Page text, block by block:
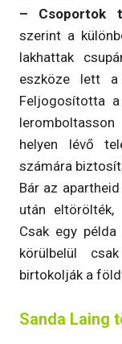
– Csoportok
szerint a
lakhattak
eszköze lett a
Feljogosította
helyen lévő
számára
Bár az
után
Csak egy
körülbelül
birtokolják a
Sanda Laing